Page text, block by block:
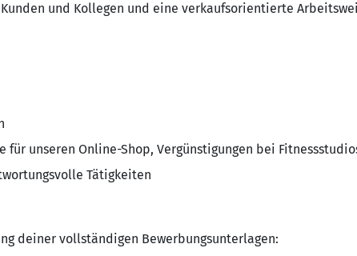
Kunden und Kollegen und eine verkaufsorientierte
für unseren Online-Shop, Vergünstigungen bei
Tätigkeiten
deiner vollständigen Bewerbungsunterlagen: